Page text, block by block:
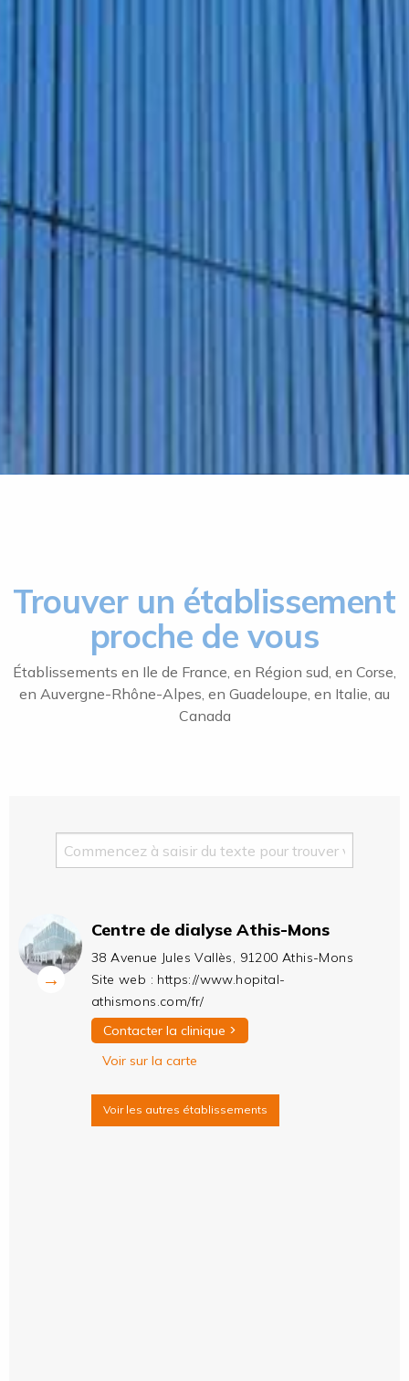
Trouver un établissement
proche de vous
Établissements en Ile de France, en Région sud, en Corse,
en Auvergne-Rhône-Alpes, en Guadeloupe, en Italie, au
Canada
→
Centre de dialyse Athis-Mons
38 Avenue Jules Vallès, 91200 Athis-Mons
Site web : https://www.hopital-
athismons.com/fr/
Contacter la clinique >
Voir sur la carte
Voir les autres établissements